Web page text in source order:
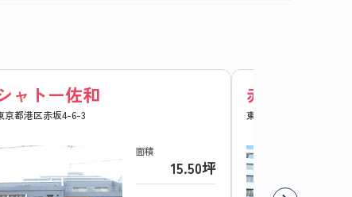
ャトー佐和
京都港区赤坂4-6-3
面積
15.50坪
赤坂スバル
東京都港区赤坂5-5-9